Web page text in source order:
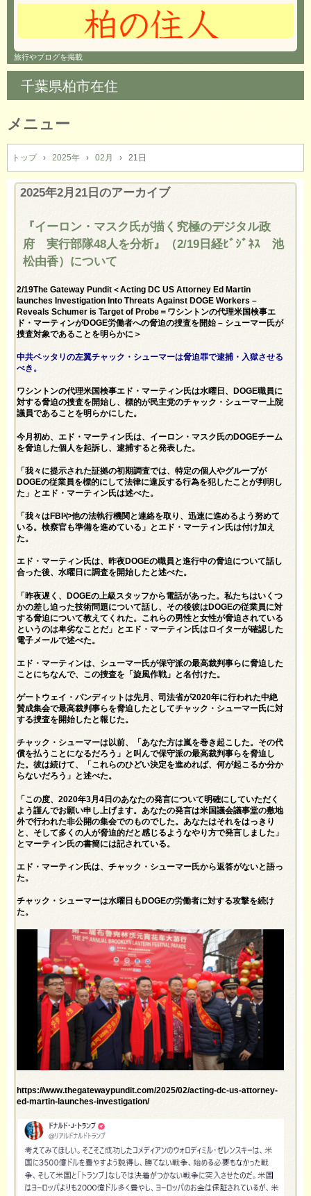
旅行やブログを掲載
千葉県柏市在住
メニュー
コ
ン
テ
ン
トップ › 2025年 › 02月 › 21日
2025年2月21日 のアーカイブ
『イーロン・マスク氏が描く究極のデジタル政
府 実行部隊48人を分析』（2/19日経ﾋﾞｼﾞﾈｽ 池
松由香）について
2/19The Gateway Pundit＜Acting DC US Attorney Ed Martin
launches Investigation Into Threats Against DOGE Workers –
Reveals Schumer is Target of Probe＝ワシントンの代理米国検事エ
ド・マーティンがDOGE労働者への脅迫の捜査を開始 – シューマー氏が
捜査対象であることを明らかに＞
中共ベッタリの左翼チャック・シューマーは脅迫罪で逮捕・入獄させる
べき。
ワシントンの代理米国検事エド・マーティン氏は水曜日、DOGE職員に
対する脅迫の捜査を開始し、標的が民主党のチャック・シューマー上院
議員であることを明らかにした。
今月初め、エド・マーティン氏は、イーロン・マスク氏のDOGEチーム
を脅迫した個人を起訴し、逮捕すると発表した。
「我々に提示された証拠の初期調査では、特定の個人やグループが
DOGEの従業員を標的にして法律に違反する行為を犯したことが判明し
た」とエド・マーティン氏は述べた。
「我々はFBIや他の法執行機関と連絡を取り、迅速に進めるよう努めて
いる。検察官も準備を進めている」とエド・マーティン氏は付け加え
た。
エド・マーティン氏は、昨夜DOGEの職員と進行中の脅迫について話し
合った後、水曜日に調査を開始したと述べた。
「昨夜遅く、DOGEの上級スタッフから電話があった。私たちはいくつ
かの差し迫った技術問題について話し、その後彼はDOGEの従業員に対
する脅迫について教えてくれた。これらの男性と女性が脅迫されている
というのは卑劣なことだ」とエド・マーティン氏はロイターが確認した
電子メールで述べた。
エド・マーティンは、シューマー氏が保守派の最高裁判事らに脅迫した
ことにちなんで、この捜査を「旋風作戦」と名付けた。
ゲートウェイ・パンディットは先月、司法省が2020年に行われた中絶
賛成集会で最高裁判事らを脅迫したとしてチャック・シューマー氏に対
する捜査を開始したと報じた。
チャック・シューマーは以前、「あなた方は嵐を巻き起こした。その代
償を払うことになるだろう」と叫んで保守派の最高裁判事らを脅迫し
た。彼は続けて、「これらのひどい決定を進めれば、何が起こるか分か
らないだろう」と述べた。
「この度、2020年3月4日のあなたの発言について明確にしていただく
よう謹んでお願い申し上げます。あなたの発言は米国議会議事堂の敷地
外で行われた非公開の集会でのものでした。あなたはそれをはっきり
と、そして多くの人が脅迫的だと感じるようなやり方で発言しました」
とマーティン氏の書簡には記されている。
エド・マーティン氏は、チャック・シューマー氏から返答がないと語っ
た。
チャック・シューマーは水曜日もDOGEの労働者に対する攻撃を続け
た。
https://www.thegatewaypundit.com/2025/02/acting-dc-us-attorney-
ed-martin-launches-investigation/